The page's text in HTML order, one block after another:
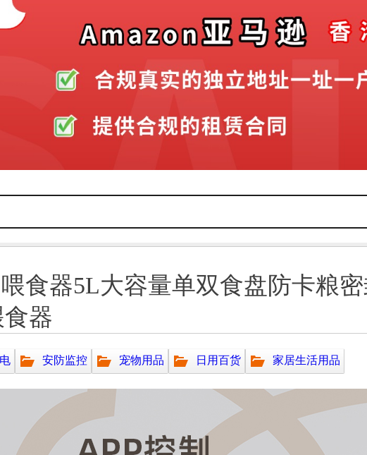
食器5L大容量单双食盘防卡粮
器
安防监控 宠物用品 日用百货 家居生活用品